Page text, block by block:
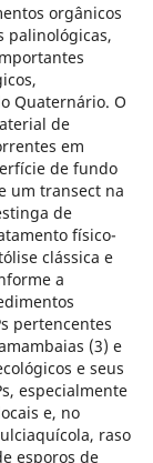
orgânicos
palinológicas,
Quaternário. O
de
em
de fundo
um transect na
de
físico-
clássica e
a
pertencentes
(3) e
e seus
especialmente
e, no
raso
esporos de